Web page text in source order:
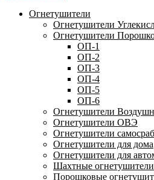
Огнетушители
Огнетушители
Огнетушители
ОП-1
ОП-2
ОП-3
ОП-4
ОП-5
ОП-6
Огнетушители
Огнетушители ОВЭ
Огнетушители
Огнетушители для дома
Огнетушители для
Шахтные огнетушители
Порошковые